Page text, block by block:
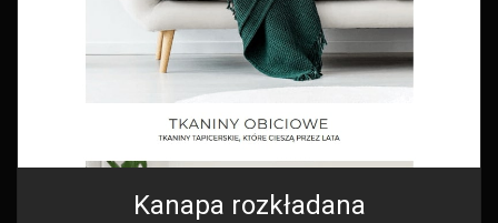
Kanapa rozkładana